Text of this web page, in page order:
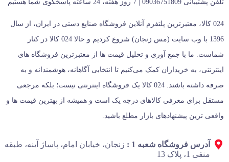
تلفن پشتیبانی 09036751809 | 7 روز هفته، 24 ساعته پاسخگوی شما هستیم
024 کالا، معتبرترین پلتفرم آنلاین فروشگاه صنایع دستی در ایران، از سال
1396 با وب سایت (مس زنجان) شروع کردیم و حالا 024 کالا در کنار
شماست. ما با جمع‌ آوری و تحلیل قیمت‌ ها از معتبرترین فروشگاه‌ های
اینترنتی، به خریداران کمک می‌کنیم تا انتخابی آگاهانه، هوشمندانه و به‌
صرفه داشته باشند. 024 کالا یک فروشگاه اینترنتی نیست؛ بلکه مرجعی
مستقل برای معرفی کالاهای درجه یک است و همیشه از بهترین قیمت‌ ها و
واقعی‌ ترین پیشنهادهای بازار مطلع باشید.
آدرس فروشگاه شعبه 1 :
زنجان، خیابان امام، پاساژ آینه، طبقه
منفی 1، پلاک 13